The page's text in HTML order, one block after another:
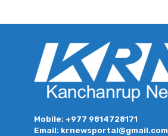
Mobile: +977 9814728171
Email: krnewsportal@gmail.com